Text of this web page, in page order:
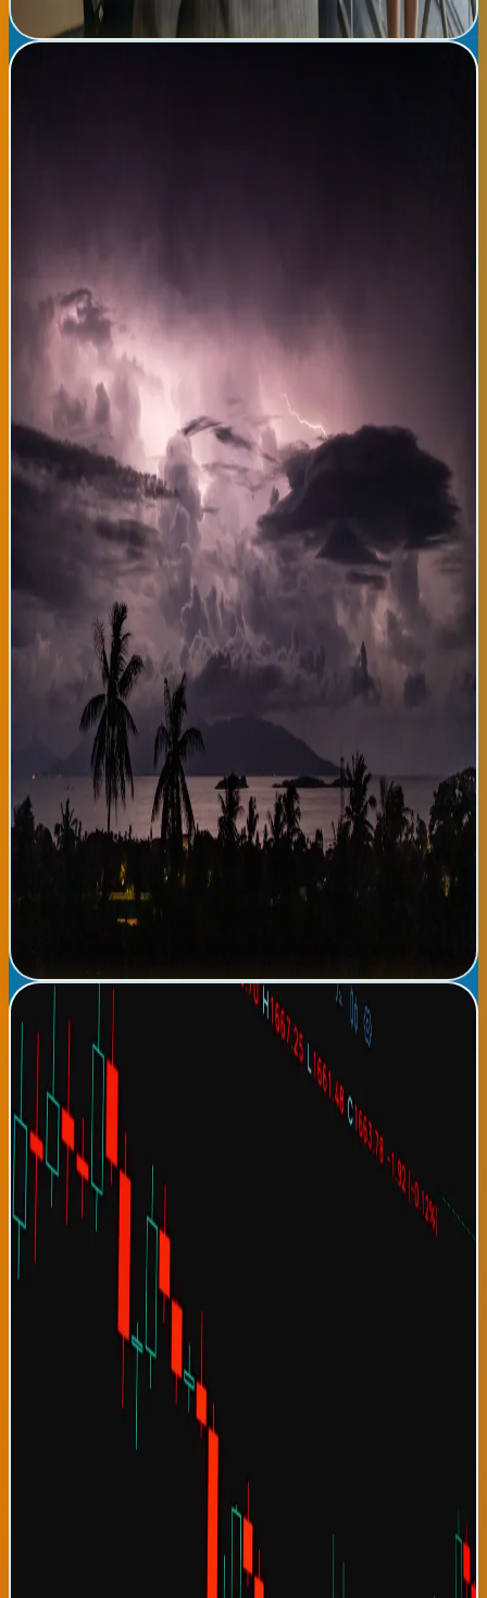
Leer noticia completa →
Jueves tropical en Bilbao y Donostia: máximas de 30°C con
del interior vasco. Los meteorólogos del servicio autonómico
recomiendan a toda la población que extreme precauciones si se
encuentra en zonas altas y que no permanezca en playas
durante las horas de tormenta. La humedad ambiental será
elevada, rondando el 75%, lo que intensificará la sensación de
calor sofocante típica de estos días de agosto en la región. Este
patrón climático es característico del verano vasco, donde las
altas presiones atlánticas chocan con frentes húmedos
procedentes del océano. Las autoridades locales recomiendan a
residentes y turistas que mantengan hidratación constante,
especialmente entre las 13:00 y las 17:00 horas, cuando la
radiación solar es más intensa. Los servicios de emergencia 112
han incrementado su disponibilidad para atender posibles
incidentes relacionados con golpes de calor o descargas
eléctricas durante las tormentas previstas. Para los
aficionados a las actividades al aire libre, se sugiere planificar
las salidas recreativas durante las primeras horas del día o
después de las 19:00 horas, cuando las temperaturas bajarán
significativamente. El viento soplará del sudoeste con
velocidades de 15 a 25 kilómetros por hora, lo que puede
intensificar la sensación térmica en zonas expuestas. Los
parques y espacios públicos estarán disponibles normalmente,
aunque se recomienda precaución especial en Bilbao durante las
horas pico de tránsito. Los próximos días seguirán esta
tendencia tropical característica de agosto, con temperaturas
estables y episodios de inestabilidad atmosférica. La comunidad
latina residente en Bilbao y Donostia aprovecha este clima para
mantener sus celebraciones culturales en espacios cerrados o
protegidos, adaptándose a las condiciones climáticas locales
que poco a poco se han convertido en parte de la identidad
veraniega vasca.
Leer noticia completa →
FMI revisa al alza proyecciones de crecimiento económico
global: economía mundial más robusta
El Fondo Monetario Internacional ha presentado hoy su revisión
trimestral del Outlook Económico Global, aumentando
significativamente sus proyecciones de crecimiento económico
mundial para 2026 y 2027. El FMI ahora proyecta un crecimiento
global del 3.8% para 2026, 0.4 puntos porcentuales superior a
sus proyecciones previas de abril, basándose en datos de
recuperación más fuertes que lo esperado en mercados
emergentes y economías avanzadas. Para América Latina
específicamente, el fondo ha aumentado la proyección de
crecimiento promedio a 2.9% desde 2.5%, reconociendo que
factores como estabilidad política en Colombia, recuperación
agrícola en Argentina, y dinamismo empresarial en México están
generando impulso económico continental. Estas revisiones
positivas generan optimismo en mercados financieros globales,
con índices accionarios subiendo 2.3% en respuesta a las
noticias. La economía global ha demostrado resiliencia
inesperada después de años de incertidumbre causada por
pandemia, guerra en Ucrania, crisis energética europea, y
tensiones comerciales China-Estados Unidos. El FMI atribuye
esta resiliencia a varios factores: reversión de la inflación a
rangos más normales, recuperación del sector turismo
internacional, y mayor inversión en tecnología verde en
economías desarrolladas. El crecimiento latinoamericano
específicamente es impulsado por demanda renovada de